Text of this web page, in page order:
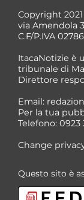
*
Copyright
via Amendola
C.F/P.IVA
ItacaNotizie è
tribunale di
Direttore
Email:
Per la tua
Telefono: 0923
Change
Questo sito è